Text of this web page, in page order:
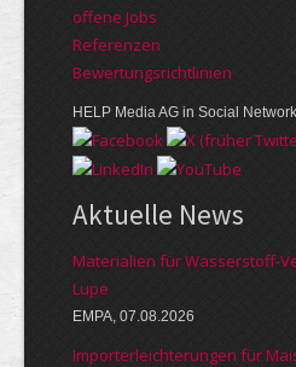
offene Jobs
Referenzen
Bewer­tungs­richt­linien
HELP Media AG in Social
Aktuelle News
Materialien für Wasserstoff-
Lupe
EMPA, 07.08.2026
Importerleichterungen für